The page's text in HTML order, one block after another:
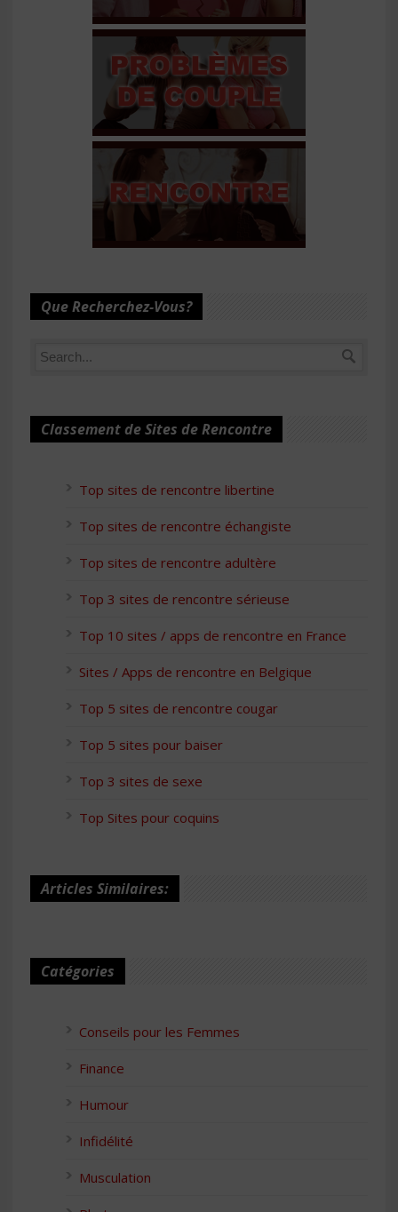
Que Recherchez-Vous?
Classement de Sites de Rencontre
Top sites de rencontre libertine
Top sites de rencontre échangiste
Top sites de rencontre adultère
Top 3 sites de rencontre sérieuse
Top 10 sites / apps de rencontre en France
Sites / Apps de rencontre en Belgique
Top 5 sites de rencontre cougar
Top 5 sites pour baiser
Top 3 sites de sexe
Top Sites pour coquins
Articles Similaires:
Catégories
Conseils pour les Femmes
Finance
Humour
Infidélité
Musculation